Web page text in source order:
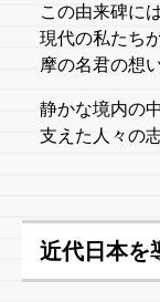
この由来碑に
現代の私たち
摩の名君の想
静かな境内の
支えた人々の
近代日本を